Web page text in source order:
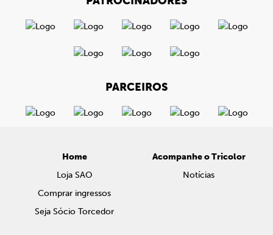
PARCEIROS
Home
Loja SAO
Comprar ingressos
Seja Sócio Torcedor
Acompanhe o Tricolor
Notícias